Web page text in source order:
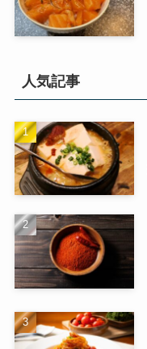
人気記事